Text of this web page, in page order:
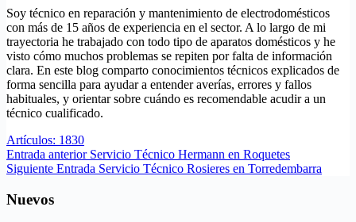
Soy técnico en reparación y mantenimiento de electrodomésticos
con más de 15 años de experiencia en el sector. A lo largo de mi
trayectoria he trabajado con todo tipo de aparatos domésticos y he
visto cómo muchos problemas se repiten por falta de información
clara. En este blog comparto conocimientos técnicos explicados de
forma sencilla para ayudar a entender averías, errores y fallos
habituales, y orientar sobre cuándo es recomendable acudir a un
técnico cualificado.
Artículos: 1830
Entrada anterior Servicio Técnico Hermann en Roquetes
Siguiente Entrada Servicio Técnico Rosieres en Torredembarra
Nuevos